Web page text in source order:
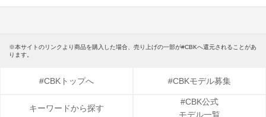
※本サイトのリンクより商品を購入した場合、売り上げの一部が#CBKへ還元されることがあ
ります。
#CBKトップへ #CBKモデル募集
キーワードから探す
#CBK公式
モデル一覧